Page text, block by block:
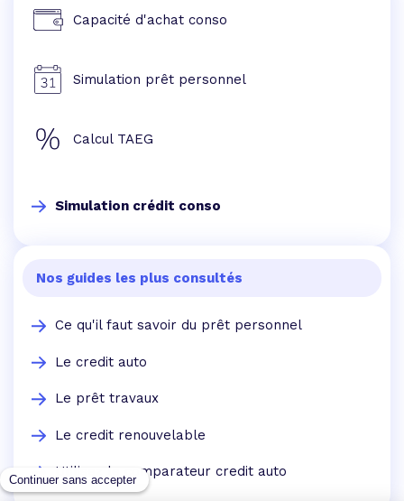
Capacité d'achat conso
Simulation prêt personnel
Calcul TAEG
Simulation crédit conso
Nos guides les plus consultés
Ce qu'il faut savoir du prêt personnel
Le credit auto
Le prêt travaux
Le credit renouvelable
Utilisez le comparateur credit auto